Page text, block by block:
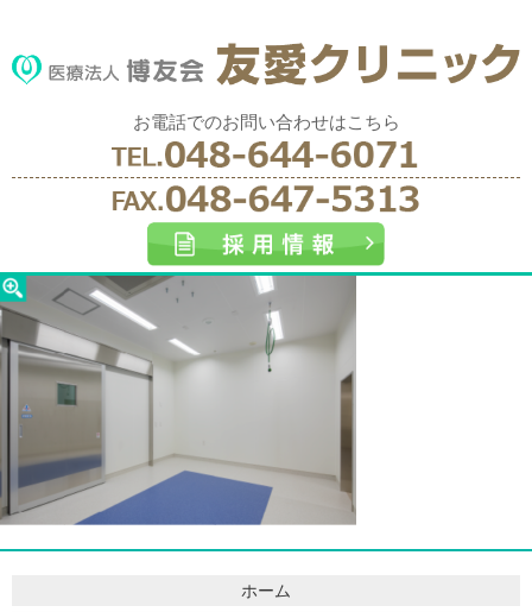
お電話でのお問い合わせはこちら
ホーム